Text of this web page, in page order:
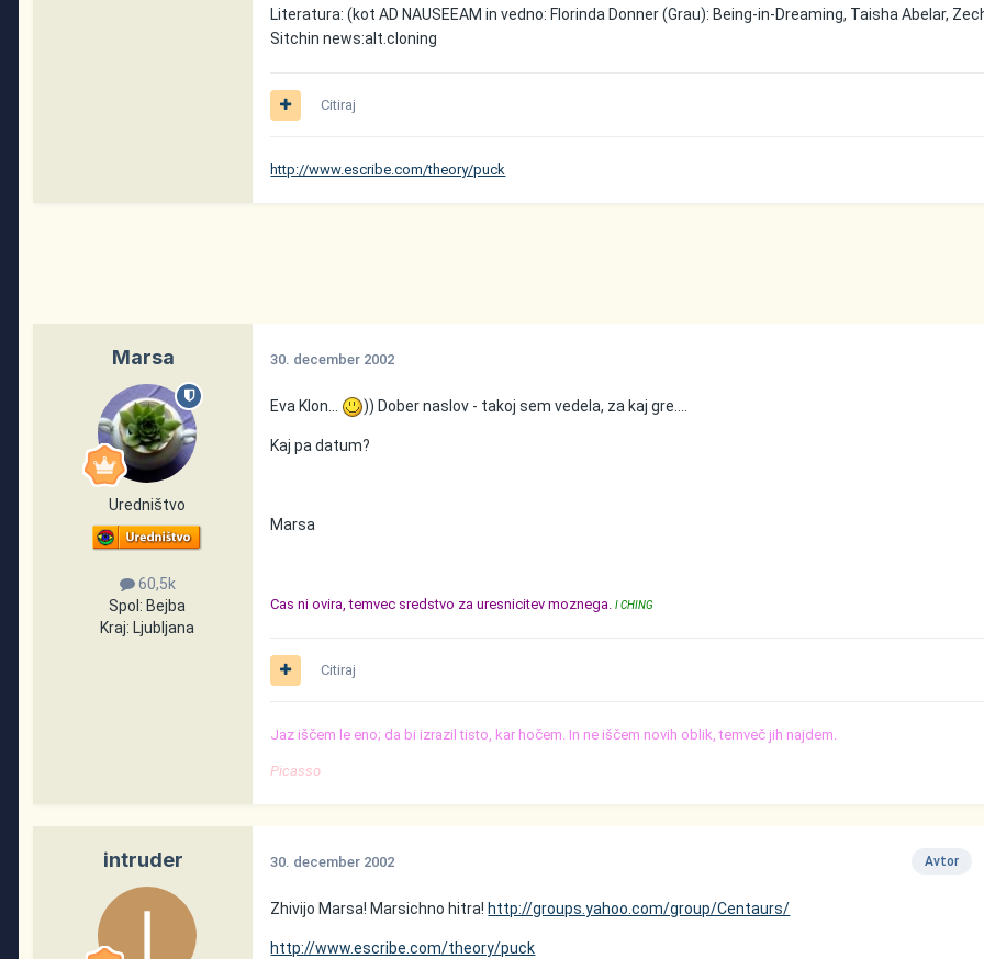
Literatura: (kot AD NAUSEEAM in vedno: Florinda Donner (Grau): Being-in-Dreaming, Taisha Abelar,
Sitchin news:alt.cloning
Citiraj
http://www.escribe.com/theory/puck
Marsa
Uredništvo
60,5k
Spol: Bejba
Kraj: Ljubljana
30. december 2002
Eva Klon... )) Dober naslov - takoj sem vedela, za kaj gre....
Kaj pa datum?
Marsa
Cas ni ovira, temvec sredstvo za uresnicitev moznega. I CHING
Citiraj
Jaz iščem le eno; da bi izrazil tisto, kar hočem. In ne iščem novih oblik, temveč jih najdem.
Picasso
intruder Avtor
30. december 2002
Zhivijo Marsa! Marsichno hitra! http://groups.yahoo.com/group/Centaurs/
http://www.escribe.com/theory/puck